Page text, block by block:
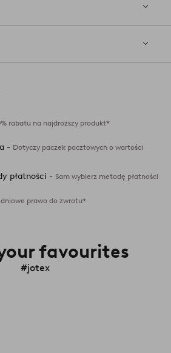
rabatu na najdroższy produkt*
- Dotyczy paczek pocztowych o wartości
płatności - Sam wybierz metodę płatności
prawo do zwrotu*
favourites
#jotex